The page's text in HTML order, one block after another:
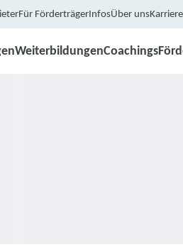
Für FörderträgerInfosÜber unsKarriere
WeiterbildungenCoachings